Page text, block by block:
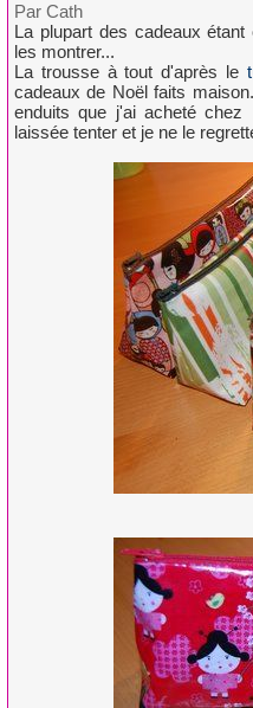
Par Cath
La plupart des cadeaux
les montrer...
La trousse à tout d'après le
cadeaux de Noël faits
enduits que j'ai acheté chez
laissée tenter et je ne le